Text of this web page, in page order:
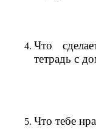
Что
тетрадь с
Что тебе